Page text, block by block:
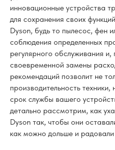
инновационные устройства
для сохранения своих
Dyson, будь то пылесос, фен
соблюдения определенных
регулярного обслуживания
своевременной замены
рекомендаций позволит не
производительность
срок службы вашего
детально рассмотрим, как
Dyson так, чтобы они
как можно дольше и радовали